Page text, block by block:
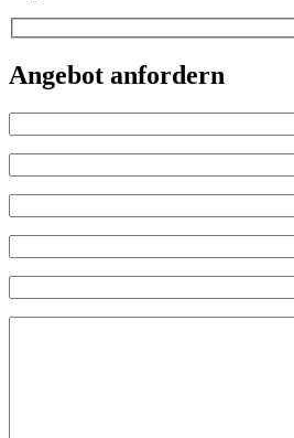
Angebot anfordern